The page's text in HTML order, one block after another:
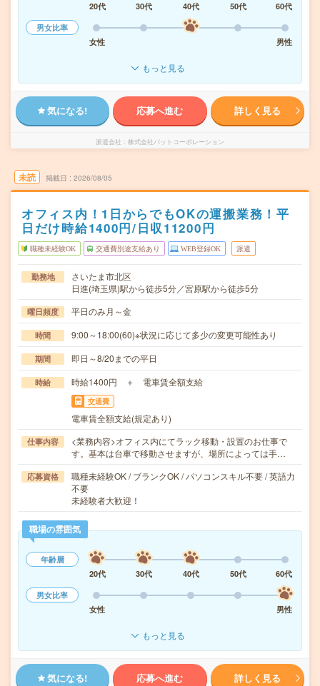
20代
30代 40代 50代
60代
男女比率
女性
男性
もっと見る
気になる! 応募へ進む 詳しく見る
派遣会社 株式会社パットコーポレーション
未読 掲載日 2026/08/05
オフィス内！1日からでもOKの運搬業務！平
日だけ時給1400円/日収11200円
職種未経験OK 交通費別途支給あり WEB登録OK 派遣
勤務地
さいたま市北区
日進(埼玉県)駅から徒歩5分／宮原駅から徒歩5分
曜日頻度 平日のみ月～金
時間 9:00～18:00(60)※状況に応じて多少の変更可能性あり
期間 即日～8/20までの平日
時給 時給1400円 ＋ 電車賃全額支給
交通費
電車賃全額支給(規定あり)
仕事内容
<業務内容>オフィス内にてラック移動・設置のお仕事で
す。基本は台車で移動させますが、場所によっては手…
応募資格
職種未経験OK / ブランクOK / パソコンスキル不要 / 英語力
不要
未経験者大歓迎！
職場の雰囲気
年齢層
20代
30代 40代 50代
60代
男女比率
女性
男性
もっと見る
気になる! 応募へ進む 詳しく見る